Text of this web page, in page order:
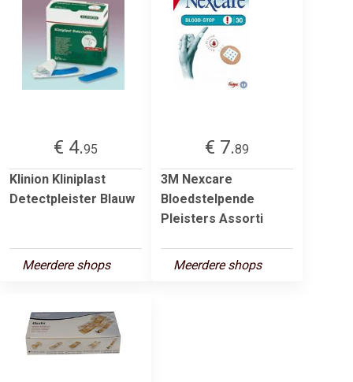
€ 4.95
Klinion Kliniplast
Detectpleister Blauw
Meerdere shops
€ 7.89
3M Nexcare
Bloedstelpende
Pleisters Assorti
Meerdere shops